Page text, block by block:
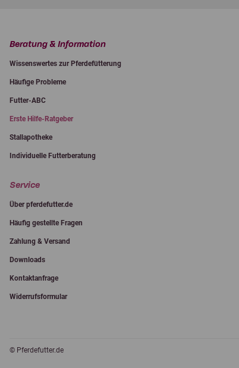
Beratung & Information
Wissenswertes zur Pferdefütterung
Häufige Probleme
Futter-ABC
Erste Hilfe-Ratgeber
Stallapotheke
Individuelle Futterberatung
Service
Über pferdefutter.de
Häufig gestellte Fragen
Zahlung & Versand
Downloads
Kontaktanfrage
Widerrufsformular
© Pferdefutter.de